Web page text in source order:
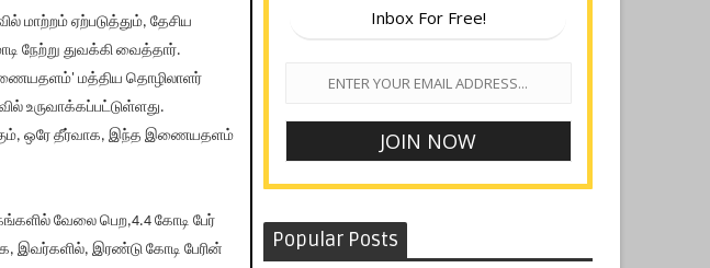
மாற்றம் ஏற்படுத்தும், தேசிய
நேற்று துவக்கி வைத்தார்.
மத்திய தொழிலாளர்
உருவாக்கப்பட்டுள்ளது.
ஒரே தீர்வாக, இந்த இணையதளம்
வேலை பெற,4.4 கோடி பேர்
இவர்களில், இரண்டு கோடி பேரின்
Inbox For Free!
Popular Posts